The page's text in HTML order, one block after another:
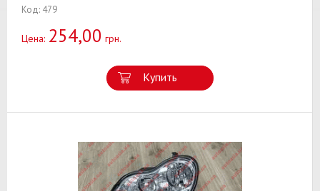
Код: 479
Цена: 254,00 грн.
Купить